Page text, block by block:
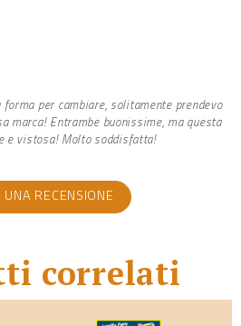
per cambiare, solitamente prendevo
marca! Entrambe buonissime, ma questa
e vistosa! Molto soddisfatta!
UNA RECENSIONE
correlati